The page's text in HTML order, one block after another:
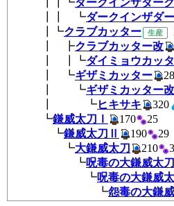
┃┃ ┗ダークインザダ
┃┗クラブカッター 生産
┃ ┣クラブカッター改
┃ ┃┗ダイミョウカッ
┃ ┗ギザミカッター
┃ ┗ギザミカッター改
┃ ┗ヒキサキ 320
┗鎌威太刀Ⅰ 170
┗鎌威太刀Ⅱ 190
┗大鎌威太刀 210
┗呪毒の大鎌威太刀
┗呪毒の大鎌威
┗怨毒の大鎌